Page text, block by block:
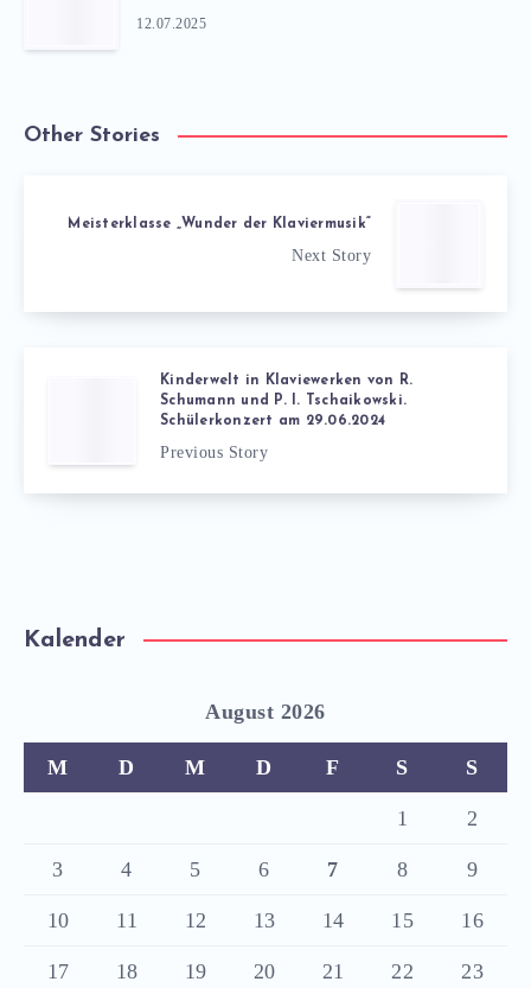
12.07.2025
Other Stories
Meisterklasse „Wunder der Klaviermusik“
Next Story
Kinderwelt in Klaviewerken von R.
Schumann und P. I. Tschaikowski.
Schülerkonzert am 29.06.2024
Previous Story
Kalender
August 2026
M D M D F S S
1 2
3 4 5 6 7 8 9
10 11 12 13 14 15 16
17 18 19 20 21 22 23